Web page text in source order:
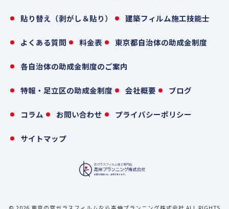
貼り替え（剥がし＆貼り） 建築フィルム施工技能士
よくある質問 料金表 東京都自治体の助成金制度
各自治体の助成金制度のご案内
特報・足立区の助成金制度 会社概要 ブログ
コラム お問い合わせ プライバシーポリシー
サイトマップ